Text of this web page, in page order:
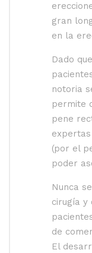
gran
en la
Dado
notoria
permite
pene
(por el
poder
Nunca
cirugía y
de
El